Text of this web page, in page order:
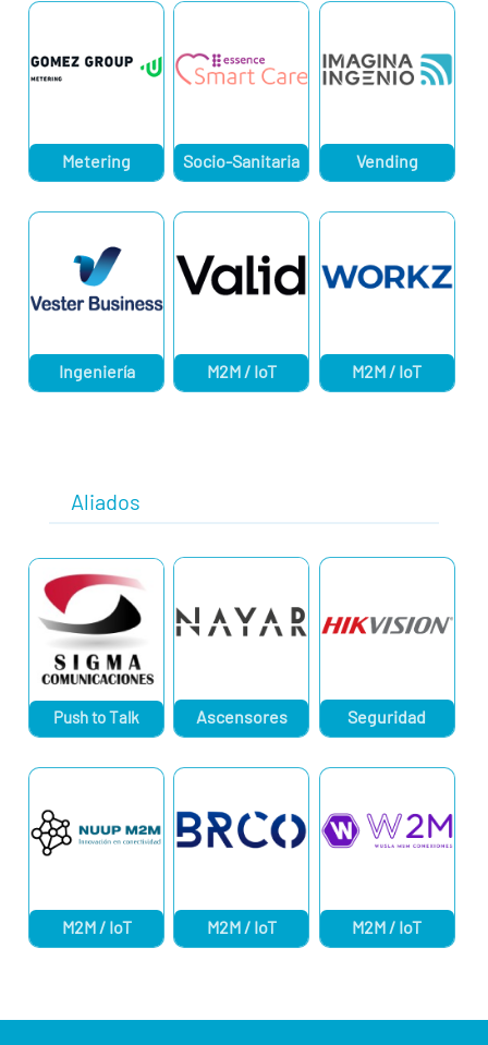
Metering Socio-Sanitaria Vending
Ingeniería M2M / IoT M2M / IoT
Aliados
Push to Talk Ascensores Seguridad
M2M / IoT M2M / IoT M2M / IoT